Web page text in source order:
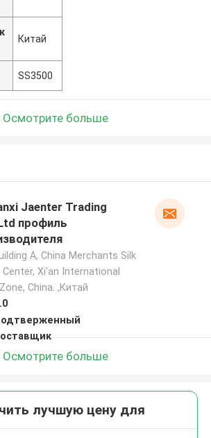
Китай
SS3500
Осмотрите больше
Jaenter Trading
профиль
A, China Merchants Silk
Center, Xi'an International
China. ,Китай
Осмотрите больше
лучшую цену для